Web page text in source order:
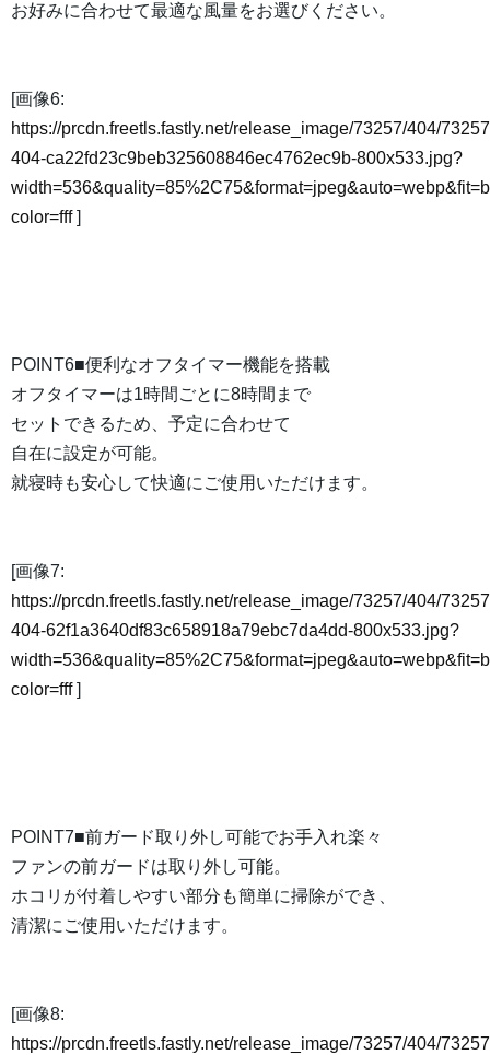
お好みに合わせて最適な風量をお選びください。
[画像6:
https://prcdn.freetls.fastly.net/release_image/73257/404/
404-ca22fd23c9beb325608846ec4762ec9b-800x533.jpg?
color=fff]
POINT6■便利なオフタイマー機能を搭載
オフタイマーは1時間ごとに8時間まで
セットできるため、予定に合わせて
自在に設定が可能。
就寝時も安心して快適にご使用いただけます。
[画像7:
https://prcdn.freetls.fastly.net/release_image/73257/404/
404-62f1a3640df83c658918a79ebc7da4dd-800x533.jpg?
color=fff]
POINT7■前ガード取り外し可能でお手入れ楽々
ファンの前ガードは取り外し可能。
ホコリが付着しやすい部分も簡単に掃除ができ、
清潔にご使用いただけます。
[画像8:
https://prcdn.freetls.fastly.net/release_image/73257/404/